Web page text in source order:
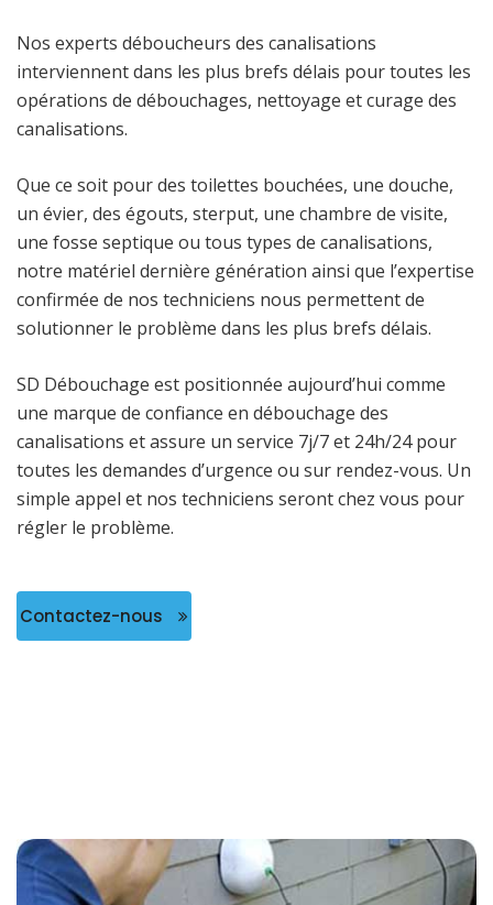
Nos experts déboucheurs des canalisations
interviennent dans les plus brefs délais pour toutes les
opérations de débouchages, nettoyage et curage des
canalisations.
Que ce soit pour des toilettes bouchées, une douche,
un évier, des égouts, sterput, une chambre de visite,
une fosse septique ou tous types de canalisations,
notre matériel dernière génération ainsi que l’expertise
confirmée de nos techniciens nous permettent de
solutionner le problème dans les plus brefs délais.
SD Débouchage est positionnée aujourd’hui comme
une marque de confiance en débouchage des
canalisations et assure un service 7j/7 et 24h/24 pour
toutes les demandes d’urgence ou sur rendez-vous. Un
simple appel et nos techniciens seront chez vous pour
régler le problème.
Contactez-nous